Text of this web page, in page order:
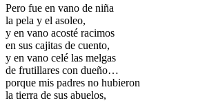
Pero fue en vano de niña
la pela y el asoleo,
y en vano acosté racimos
en sus cajitas de cuento,
y en vano celé las melgas
de frutillares con dueño…
porque mis padres no hubieron
la tierra de sus abuelos,